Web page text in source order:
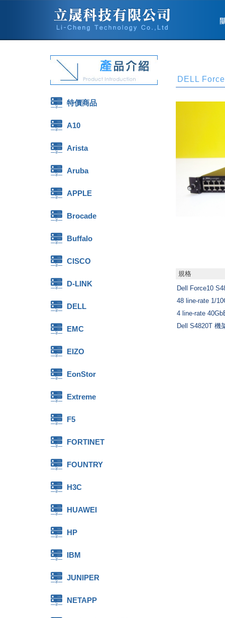
特價商品
A10
Arista
Aruba
APPLE
Brocade
Buffalo
CISCO
D-LINK
DELL
EMC
EIZO
EonStor
Extreme
F5
FORTINET
FOUNTRY
H3C
HUAWEI
HP
IBM
JUNIPER
NETAPP
DELL
規格
Dell Force10
48 line-rate 1/
4 line-rate
Dell S4820T 機